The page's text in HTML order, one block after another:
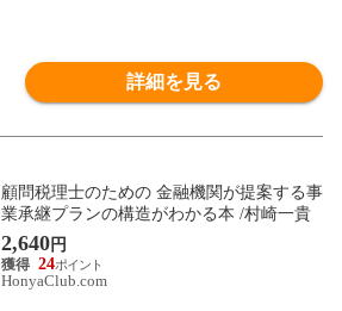
詳細を見る
顧問税理士のための 金融機関が提案する事
業承継プランの構造がわかる本 /村崎一貴
2,640円
24
HonyaClub.com